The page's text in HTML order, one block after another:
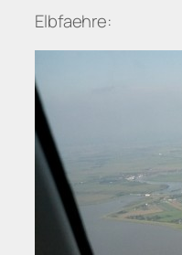
Elbfaehre: